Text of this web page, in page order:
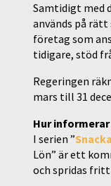
Samtidigt med
används på
företag som
tidigare, stöd
Regeringen
mars till 31
Hur
I serien ”
Lön” är ett
och spridas